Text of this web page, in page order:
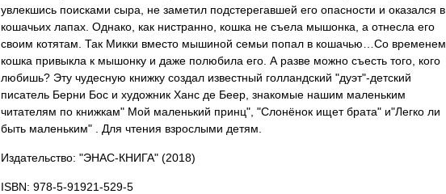
увлекшись поисками сыра, не заметил подстерегавшей его опасности и оказался в
кошачьих лапах. Однако, как нистранно, кошка не съела мышонка, а отнесла его
своим котятам. Так Микки вместо мышиной семьи попал в кошачью…Со временем
кошка привыкла к мышонку и даже полюбила его. А разве можно съесть того, кого
любишь? Эту чудесную книжку создал известный голландский "дуэт"-детский
писатель Берни Бос и художник Ханс де Беер, знакомые нашим маленьким
читателям по книжкам" Мой маленький принц", "Слонёнок ищет брата" и"Легко ли
быть маленьким" . Для чтения взрослыми детям.
Издательство: "ЭНАС-КНИГА" (2018)
ISBN: 978-5-91921-529-5